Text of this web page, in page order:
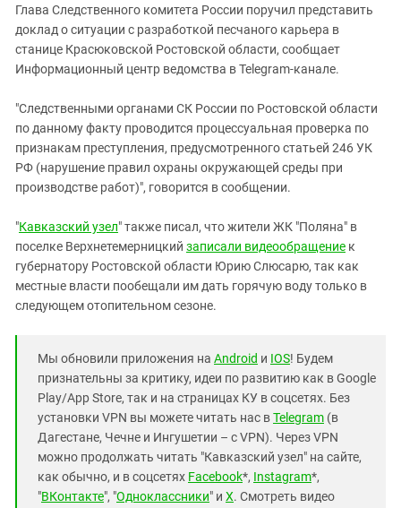
Глава Следственного комитета России поручил представить
доклад о ситуации с разработкой песчаного карьера в
станице Красюковской Ростовской области, сообщает
Информационный центр ведомства в Telegram-канале.
"Следственными органами СК России по Ростовской области
по данному факту проводится процессуальная проверка по
признакам преступления, предусмотренного статьей 246 УК
РФ (нарушение правил охраны окружающей среды при
производстве работ)", говорится в сообщении.
"Кавказский узел" также писал, что жители ЖК "Поляна" в
поселке Верхнетемерницкий записали видеообращение к
губернатору Ростовской области Юрию Слюсарю, так как
местные власти пообещали им дать горячую воду только в
следующем отопительном сезоне.
Мы обновили приложения на Android и IOS! Будем
признательны за критику, идеи по развитию как в Google
Play/App Store, так и на страницах КУ в соцсетях. Без
установки VPN вы можете читать нас вTelegram (в
Дагестане, Чечне и Ингушетии – с VPN). Через VPN
можно продолжать читать "Кавказский узел" на сайте,
как обычно, и в соцсетях Facebook*, Instagram*,
"ВКонтакте", "Одноклассники" и X. Смотреть видео